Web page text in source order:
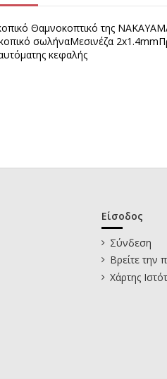
Θαμνοκοπτικό της
σωλήναΜεσινέζα
κεφαλής
Είσοδος
Σύνδεση
Βρείτε την
Χάρτης